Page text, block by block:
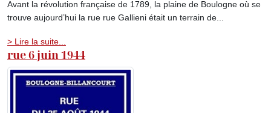
Avant la révolution française de 1789, la plaine de Boulogne où se
trouve aujourd’hui la rue rue Gallieni était un terrain de...
> Lire la suite...
rue 6 juin 1944